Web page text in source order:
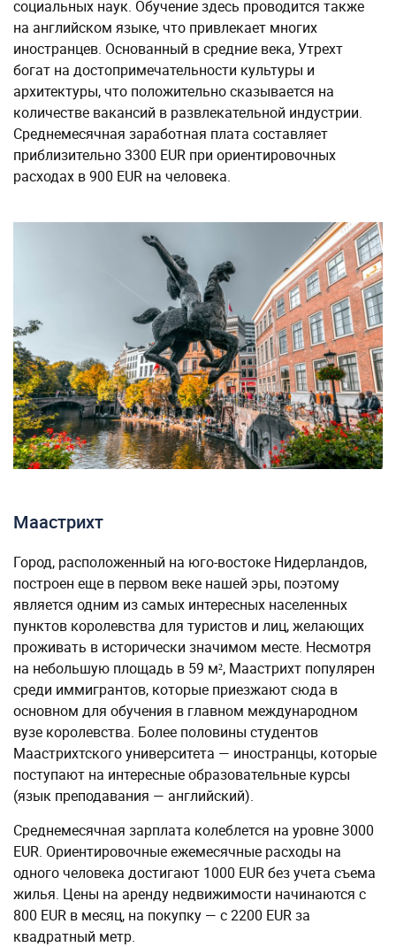
социальных наук. Обучение здесь проводится также
на английском языке, что привлекает многих
иностранцев. Основанный в средние века, Утрехт
богат на достопримечательности культуры и
архитектуры, что положительно сказывается на
количестве вакансий в развлекательной индустрии.
Среднемесячная заработная плата составляет
приблизительно 3300 EUR при ориентировочных
расходах в 900 EUR на человека.
Маастрихт
Город, расположенный на юго-востоке Нидерландов,
построен еще в первом веке нашей эры, поэтому
является одним из самых интересных населенных
пунктов королевства для туристов и лиц, желающих
проживать в исторически значимом месте. Несмотря
на небольшую площадь в 59 м², Маастрихт популярен
среди иммигрантов, которые приезжают сюда в
основном для обучения в главном международном
вузе королевства. Более половины студентов
Маастрихтского университета — иностранцы, которые
поступают на интересные образовательные курсы
(язык преподавания — английский).
Среднемесячная зарплата колеблется на уровне 3000
EUR. Ориентировочные ежемесячные расходы на
одного человека достигают 1000 EUR без учета съема
жилья. Цены на аренду недвижимости начинаются с
800 EUR в месяц, на покупку — с 2200 EUR за
квадратный метр.